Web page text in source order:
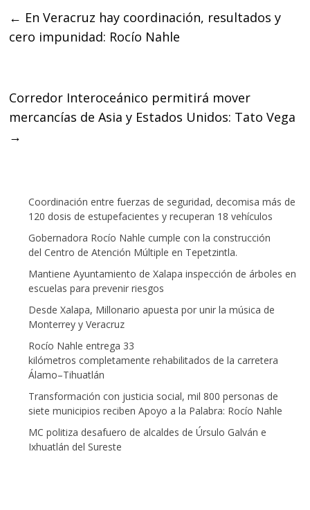
b
o
t
e
s
A
← En Veracruz hay coordinación, resultados y
cero impunidad: Rocío Nahle
Corredor Interoceánico permitirá mover
mercancías de Asia y Estados Unidos: Tato Vega
→
Coordinación entre fuerzas de seguridad, decomisa más de
120 dosis de estupefacientes y recuperan 18 vehículos
Gobernadora Rocío Nahle cumple con la construcción
del Centro de Atención Múltiple en Tepetzintla.
Mantiene Ayuntamiento de Xalapa inspección de árboles en
escuelas para prevenir riesgos
Desde Xalapa, Millonario apuesta por unir la música de
Monterrey y Veracruz
Rocío Nahle entrega 33
kilómetros completamente rehabilitados de la carretera
Álamo–Tihuatlán
Transformación con justicia social, mil 800 personas de
siete municipios reciben Apoyo a la Palabra: Rocío Nahle
MC politiza desafuero de alcaldes de Úrsulo Galván e
Ixhuatlán del Sureste